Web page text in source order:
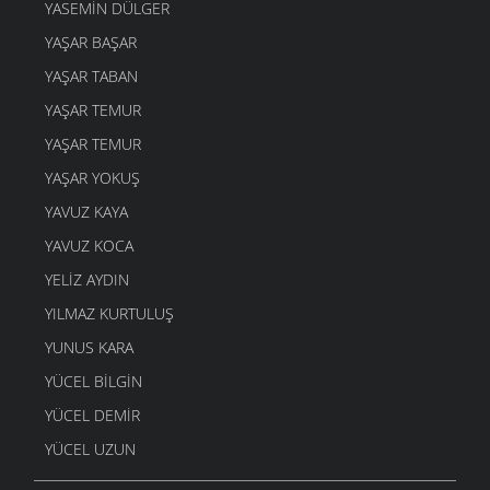
4 MART 2006
DOST BİLDİKLERİM
4 MART 2006
ŞAVŞETLİNIN GELENEGİ
DUDAK
4 MART 2006
GEL ÖĞRETMENE
4 MART 2006
YANDIM
4 MART 2006
Mİ Kİ
4 MART 2006
O ZAMAN BUYUR
4 MART 2006
YASEMIN DÜLGER
YAŞAR BAŞAR
YAŞAR TABAN
YAŞAR TEMUR
YAŞAR TEMUR
YAŞAR YOKUŞ
YAVUZ KAYA
YAVUZ KOCA
YELIZ AYDIN
YILMAZ KURTULUŞ
YUNUS KARA
YÜCEL BILGIN
YÜCEL DEMIR
YÜCEL UZUN